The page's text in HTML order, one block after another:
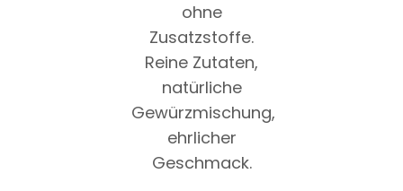
ohne
Zusatzstoffe.
Reine Zutaten,
natürliche
Gewürzmischung,
ehrlicher
Geschmack.